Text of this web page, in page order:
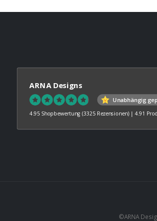
ARNA Designs
Unabhängig
4.95 Shopbewertung (3325 Rezensionen) | 4.91
©ARNA